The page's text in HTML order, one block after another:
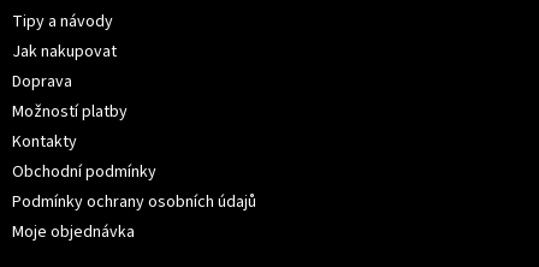
Tipy a návody
Jak nakupovat
Doprava
Možností platby
Kontakty
Obchodní podmínky
Podmínky ochrany osobních údajů
Moje objednávka